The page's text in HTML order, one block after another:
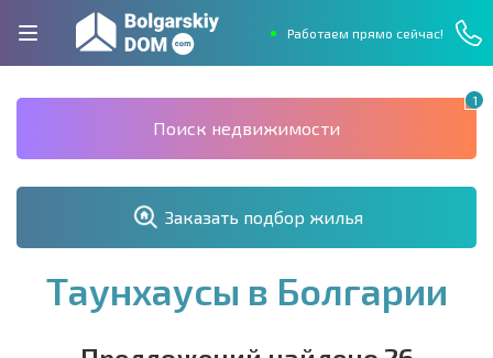
Работаем прямо сейчас!
1
Поиск недвижимости
Заказать подбор жилья
Таунхаусы в Болгарии